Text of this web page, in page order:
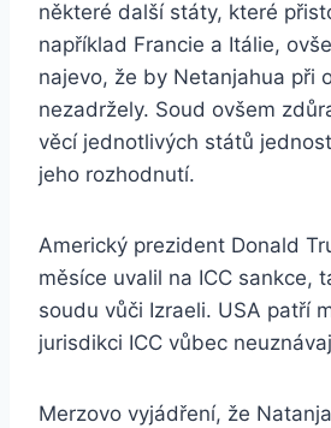
některé další státy, které
například Francie a Itálie,
najevo, že by Netanjahua při
nezadržely. Soud ovšem
věcí jednotlivých států
jeho rozhodnutí.
Americký prezident Donald
měsíce uvalil na ICC sankce,
soudu vůči Izraeli. USA patří
jurisdikci ICC vůbec
Merzovo vyjádření, že